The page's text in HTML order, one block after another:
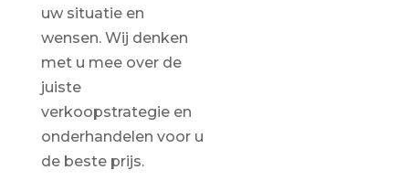
uw situatie en
wensen. Wij denken
met u mee over de
juiste
verkoopstrategie en
onderhandelen voor u
de beste prijs.